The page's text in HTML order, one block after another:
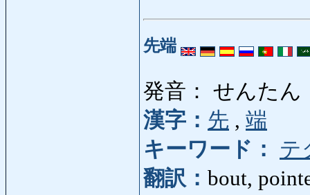
先端
発音： せんたん
漢字： 先 , 端
キーワード：
テ
翻訳： bout,